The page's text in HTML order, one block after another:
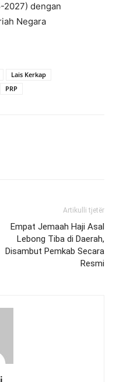
2027) dengan
Negara
Lais Kerkap
PRP
Artikulli tjetër
Empat Jemaah Haji Asal
Lebong Tiba di Daerah,
Disambut Pemkab Secara
Resmi